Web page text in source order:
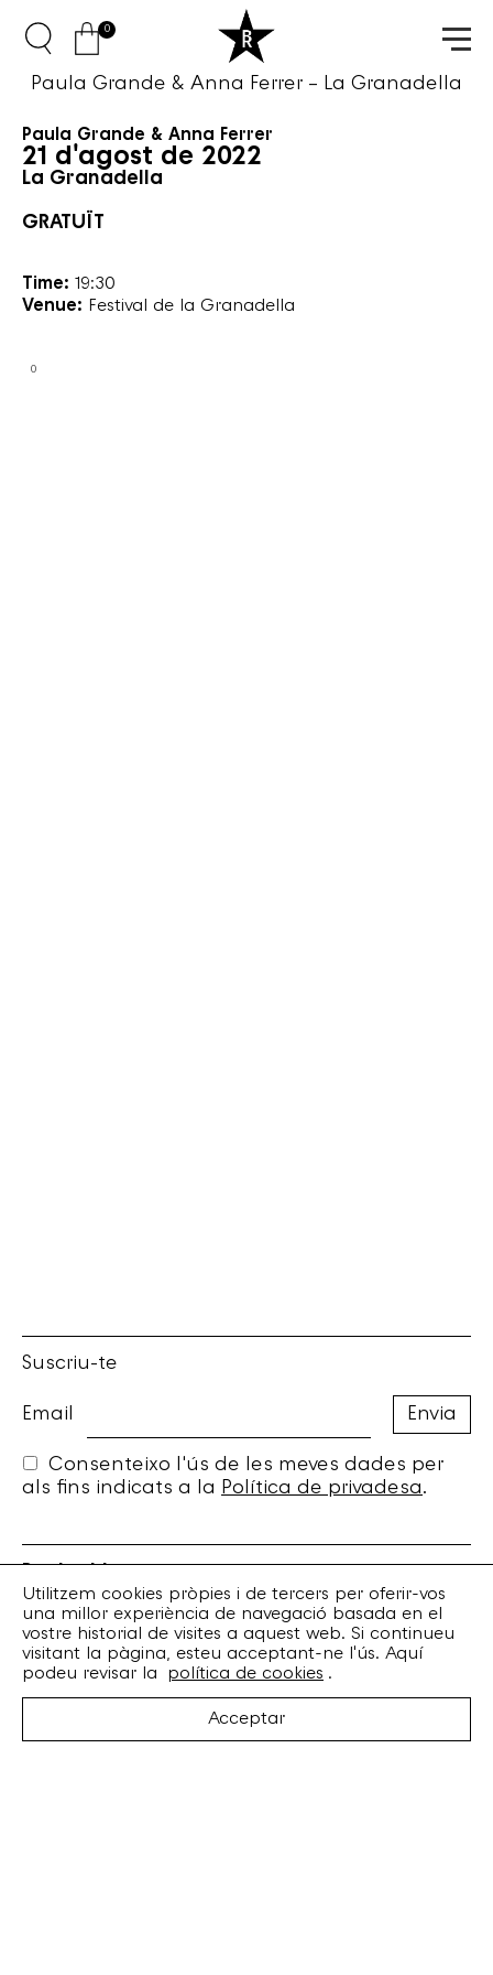
Paula Grande & Anna Ferrer – La Granadella
0
Paula Grande & Anna Ferrer
21 d'agost de 2022
La Granadella
GRATUÏT
Time: 19:30
Venue: Festival de la Granadella
0
Suscriu-te
Email
Consenteixo l'ús de les meves dades per
als fins indicats a la Política de privadesa.
Torrent de l’Olla, 203 Local 1
08012 Barcelona
+34 932 070 164
bankrobber@bankrobber.net
Utilitzem cookies pròpies i de tercers per oferir-vos
una millor experiència de navegació basada en el
vostre historial de visites a aquest web. Si continueu
visitant la pàgina, esteu acceptant-ne l'ús. Aquí
podeu revisar la
política de cookies .
Acceptar